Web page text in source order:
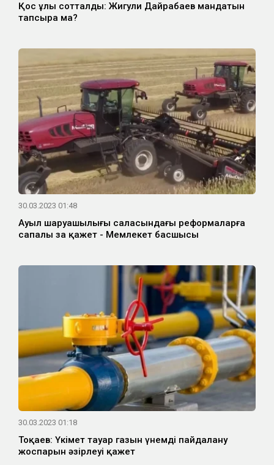
Қос ұлы сотталды: Жигули Дайрабаев мандатын
тапсыра ма?
30.03.2023 01:48
Ауыл шаруашылығы саласындағы реформаларға
сапалы заң қажет - Мемлекет басшысы
30.03.2023 01:18
Тоқаев: Үкімет тауар газын үнемді пайдалану
жоспарын әзірлеуі қажет